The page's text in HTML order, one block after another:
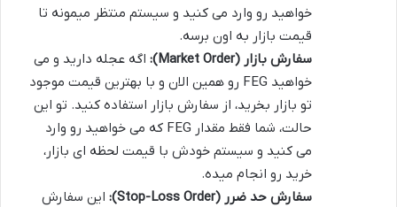
خواهید رو وارد می کنید و سیستم منتظر میمونه تا
قیمت بازار به اون برسه.
سفارش بازار (Market Order):
اگه عجله دارید و می
خواهید FEG رو همین الان و با بهترین قیمت موجود
تو بازار بخرید، از سفارش بازار استفاده کنید. تو این
حالت، شما فقط مقدار FEG که می خواهید رو وارد
می کنید و سیستم خودش با قیمت لحظه ای بازار،
خرید رو انجام میده.
سفارش حد ضرر (Stop-Loss Order):
این سفارش